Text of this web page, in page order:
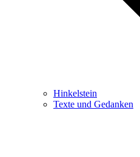
Hinkelstein
Texte und Gedanken